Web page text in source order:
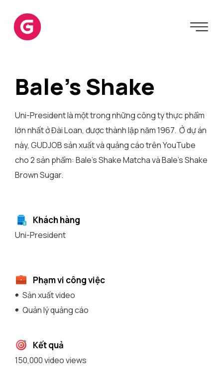
Bale’s Shake
Uni-President là một trong những công ty thực phẩm
lớn nhất ở Đài Loan, được thành lập năm 1967. Ở dự án
này, GUDJOB sản xuất và quảng cáo trên YouTube
cho 2 sản phẩm: Bale’s Shake Matcha và Bale’s Shake
Brown Sugar.
Khách hàng
Uni-President
Phạm vi công việc
Sản xuất video
Quản lý quảng cáo
Kết quả
150,000 video views